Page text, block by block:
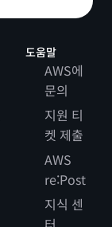
도움말
AWS에
문의
지원 티
켓 제출
AWS
re:Post
지식 센